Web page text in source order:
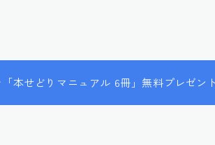
本せどりマニュアル 6冊」無料プレゼン